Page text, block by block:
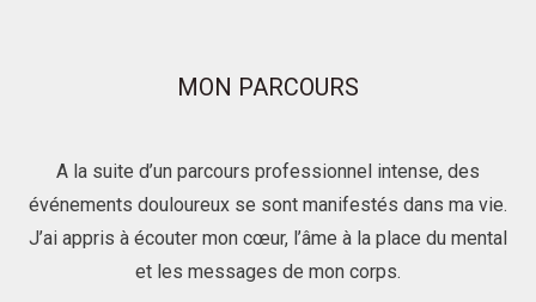
MON PARCOURS
A la suite d’un parcours professionnel intense, des
événements douloureux se sont manifestés dans ma vie.
J’ai appris à écouter mon cœur, l’âme à la place du mental
et les messages de mon corps.